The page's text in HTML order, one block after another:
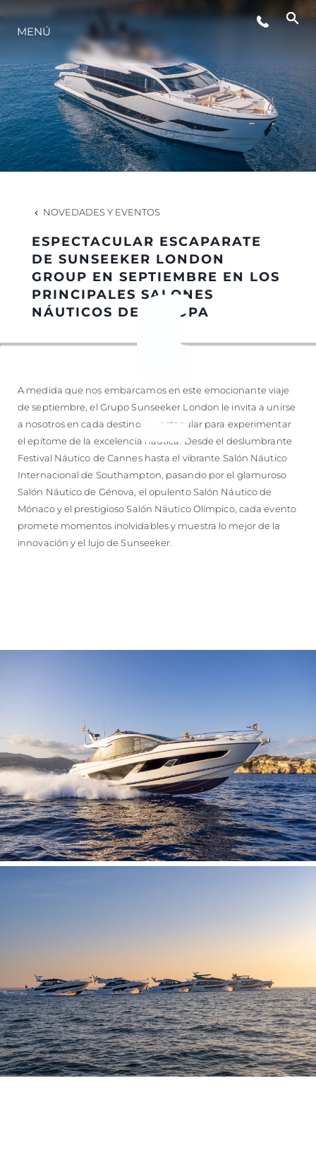
ESTILO DE VIDA
INNOVACIÓN
¿QUIÉNES SOMOS?
EL EQUIPO
HISTORIA
VALORE SU EMBARCACIÓN
MENÚ
NOVEDADES Y EVENTOS
ESPECTACULAR ESCAPARATE
DE SUNSEEKER LONDON
GROUP EN SEPTIEMBRE EN LOS
PRINCIPALES SALONES
NÁUTICOS DE EUROPA
A medida que nos embarcamos en este emocionante viaje
de septiembre, el Grupo Sunseeker London le invita a unirse
a nosotros en cada destino espectacular para experimentar
el epítome de la excelencia náutica. Desde el deslumbrante
Festival Náutico de Cannes hasta el vibrante Salón Náutico
Internacional de Southampton, pasando por el glamuroso
Salón Náutico de Génova, el opulento Salón Náutico de
Mónaco y el prestigioso Salón Náutico Olímpico, cada evento
promete momentos inolvidables y muestra lo mejor de la
innovación y el lujo de Sunseeker.